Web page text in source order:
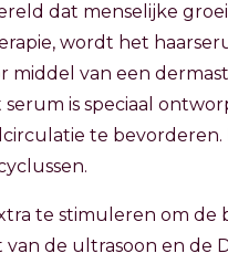
dat menselijke
wordt het
middel van een
is speciaal
te
te stimuleren om
de ultrasoon en de